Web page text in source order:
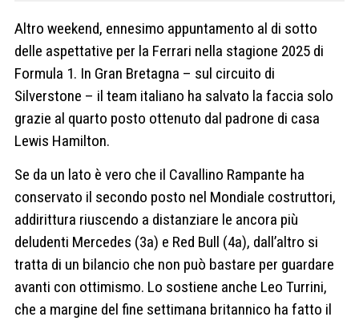
Altro weekend, ennesimo appuntamento al di sotto
delle aspettative per la Ferrari nella stagione 2025 di
Formula 1. In Gran Bretagna – sul circuito di
Silverstone – il team italiano ha salvato la faccia solo
grazie al quarto posto ottenuto dal padrone di casa
Lewis Hamilton.
Se da un lato è vero che il Cavallino Rampante ha
conservato il secondo posto nel Mondiale costruttori,
addirittura riuscendo a distanziare le ancora più
deludenti Mercedes (3a) e Red Bull (4a), dall’altro si
tratta di un bilancio che non può bastare per guardare
avanti con ottimismo. Lo sostiene anche Leo Turrini,
che a margine del fine settimana britannico ha fatto il